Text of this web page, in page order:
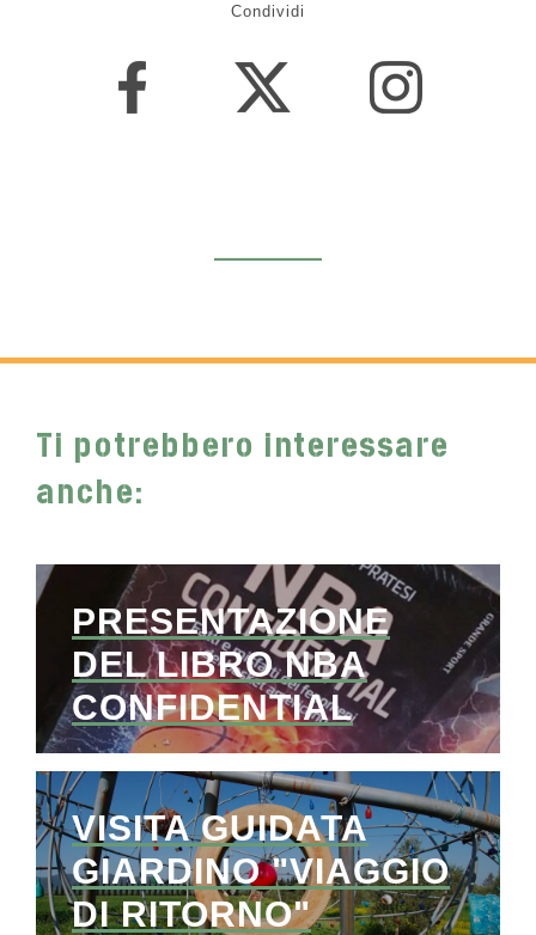
Condividi
Ti potrebbero interessare
anche:
PRESENTAZIONE
DEL LIBRO NBA
CONFIDENTIAL
VISITA GUIDATA
GIARDINO "VIAGGIO
DI RITORNO"